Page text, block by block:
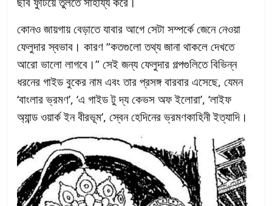
কোনও জায়গায় বেড়াতে যাবার আগে সেটা সম্পর্কে জেনে নেওয়া
ফেলুদার স্বভাব। কারণ “কতগুলো তথ্য জানা থাকলে দেখতে
আরো ভালো লাগবে।” সেই জন্য ফেলুদার গল্পগুলিতে বিভিন্ন
ধরনের গাইড বুকের নাম এবং তার প্রসঙ্গ বারবার এসেছে, যেমন
‘বাংলার ভ্রমণ’, ‘এ গাইড টু দ্য কেভস অফ ইলোরা’, ‘লাইফ
অ্যান্ড ওয়ার্ক ইন বীরভূম’, স্বেন হেদিনের ভ্রমণকাহিনী ইত্যাদি।